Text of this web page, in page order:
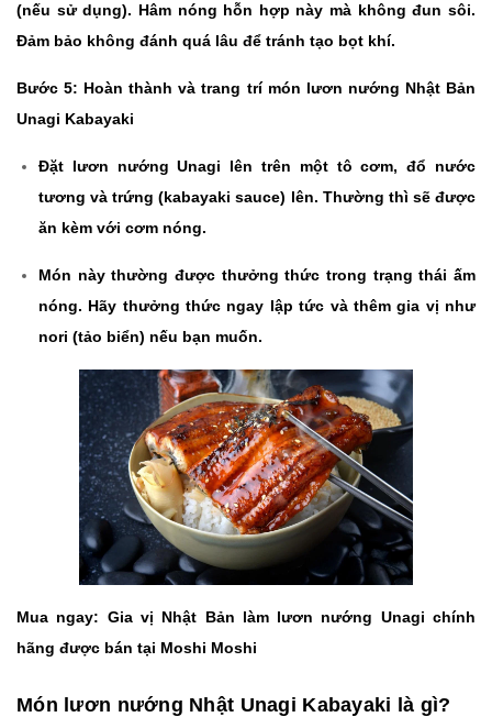
(nếu sử dụng). Hâm nóng hỗn hợp này mà không đun sôi.
Đảm bảo không đánh quá lâu để tránh tạo bọt khí.
Bước 5: Hoàn thành và trang trí món lươn nướng Nhật Bản
Unagi Kabayaki
Đặt lươn nướng Unagi lên trên một tô cơm, đổ nước
tương và trứng (kabayaki sauce) lên. Thường thì sẽ được
ăn kèm với cơm nóng.
Món này thường được thưởng thức trong trạng thái ấm
nóng. Hãy thưởng thức ngay lập tức và thêm gia vị như
nori (tảo biển) nếu bạn muốn.
Mua ngay: Gia vị Nhật Bản làm lươn nướng Unagi chính
hãng được bán tại Moshi Moshi
Món lươn nướng Nhật Unagi Kabayaki là gì?